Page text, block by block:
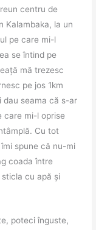
centru de
Kalambaka, la un
pe care mi-l
se întind pe
mă trezesc
pe jos 1km
dau seama că s-ar
care mi-l oprise
Cu tot
spune că nu-mi
coada între
cu apă și
poteci înguste,